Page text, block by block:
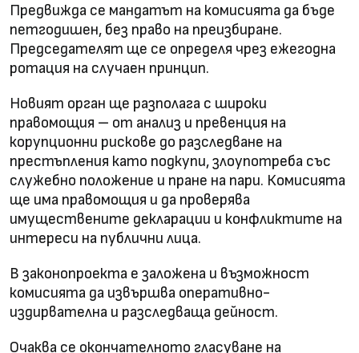
Предвижда се мандатът на комисията да бъде
петгодишен, без право на преизбиране.
Председателят ще се определя чрез ежегодна
ротация на случаен принцип.
Новият орган ще разполага с широки
правомощия – от анализ и превенция на
корупционни рискове до разследване на
престъпления като подкупи, злоупотреба със
служебно положение и пране на пари. Комисията
ще има правомощия и да проверява
имуществените декларации и конфликтите на
интереси на публични лица.
В законопроекта е заложена и възможност
комисията да извършва оперативно-
издирвателна и разследваща дейност.
Очаква се окончателното гласуване на